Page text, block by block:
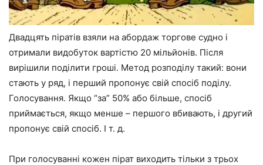
Двадцять піратів взяли на абордаж торгове судно і
отримали видобуток вартістю 20 мільйонів. Після
вирішили поділити гроші. Метод розподілу такий: вони
стають у ряд, і перший пропонує свій спосіб поділу.
Голосування. Якщо “за” 50% або більше, спосіб
приймається, якщо менше – першого вбивають, і другий
пропонує свій спосіб. І т. д.
При голосуванні кожен пірат виходить тільки з трьох